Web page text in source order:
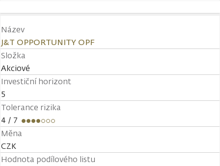
Název
J&T OPPORTUNITY OPF
Složka
Akciové
Investiční horizont
5
Tolerance rizika
4 / 7
Měna
CZK
Hodnota podílového listu